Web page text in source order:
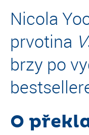
Nicola
prvotina
brzy po
O